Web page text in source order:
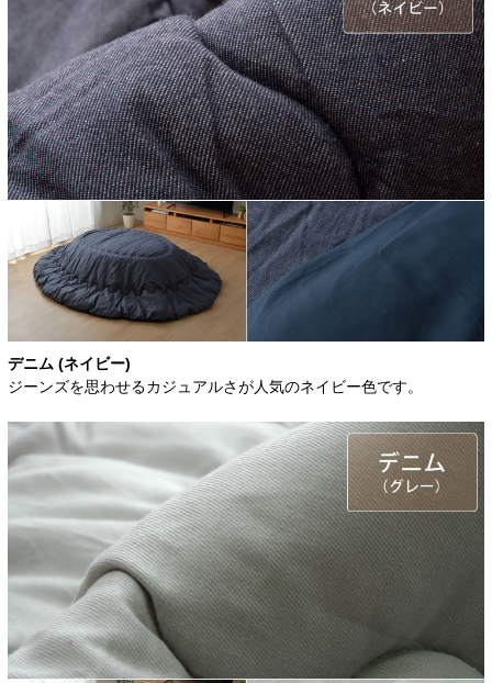
デニム (ネイビー)
ジーンズを思わせるカジュアルさが人気のネイビー色です。